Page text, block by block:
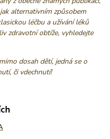
alternativním způsobem
léčbu a užívání léků
zdravotní obtíže, vyhledejte
dosah dětí, jedná se o
či vdechnutí!